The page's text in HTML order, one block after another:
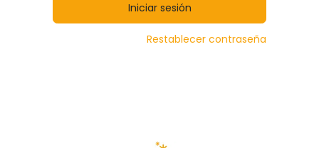
Iniciar sesión
Restablecer contraseña